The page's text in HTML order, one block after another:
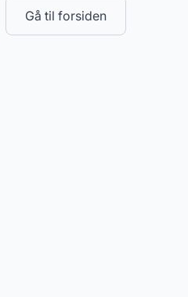
Gå til forsiden